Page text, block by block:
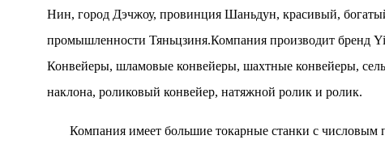
Нин, город Дэчжоу, провинция Шаньдун, красивый,
промышленности Тяньцзиня.Компания производит
Конвейеры, шламовые конвейеры, шахтные конвейеры,
наклона, роликовый конвейер, натяжной ролик и ролик.
Компания имеет большие токарные станки с числовым